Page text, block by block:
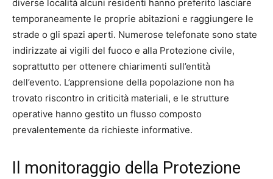
diverse località alcuni residenti hanno preferito lasciare
temporaneamente le proprie abitazioni e raggiungere le
strade o gli spazi aperti. Numerose telefonate sono state
indirizzate ai vigili del fuoco e alla Protezione civile,
soprattutto per ottenere chiarimenti sull’entità
dell’evento. L’apprensione della popolazione non ha
trovato riscontro in criticità materiali, e le strutture
operative hanno gestito un flusso composto
prevalentemente da richieste informative.
Il monitoraggio della Protezione